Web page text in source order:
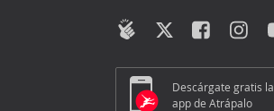
Descárgate gratis la
app de Atrápalo